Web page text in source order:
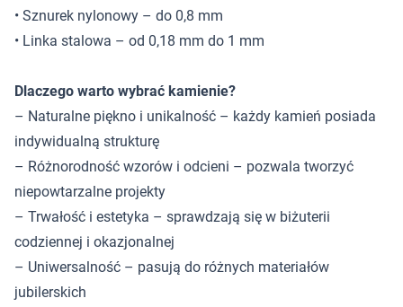
• Sznurek nylonowy – do 0,8 mm
• Linka stalowa – od 0,18 mm do 1 mm
Dlaczego warto wybrać kamienie?
– Naturalne piękno i unikalność – każdy kamień posiada
indywidualną strukturę
– Różnorodność wzorów i odcieni – pozwala tworzyć
niepowtarzalne projekty
– Trwałość i estetyka – sprawdzają się w biżuterii
codziennej i okazjonalnej
– Uniwersalność – pasują do różnych materiałów
jubilerskich